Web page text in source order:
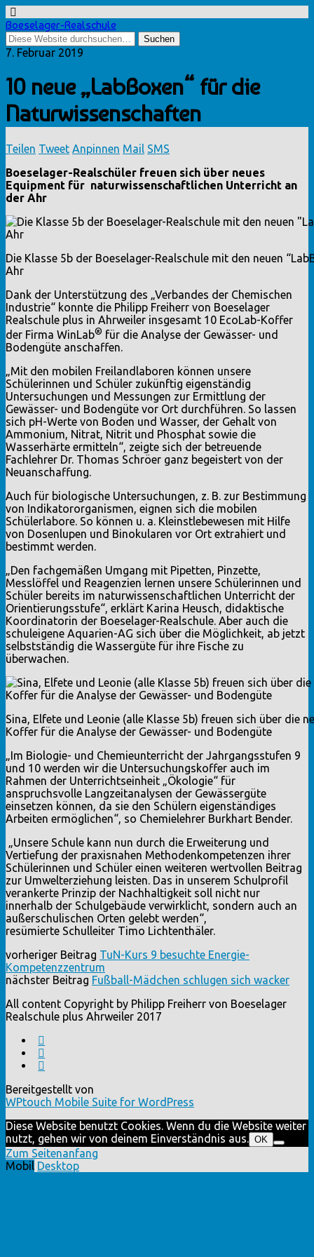
Boeselager-Realschule
7. Februar 2019
10 neue „LabBoxen“ für die
Naturwissenschaften
Teilen Tweet Anpinnen Mail SMS
Boeselager-Realschüler freuen sich über neues
Equipment für naturwissenschaftlichen Unterricht an
der Ahr
Die Klasse 5b der Boeselager-Realschule mit den neuen
Ahr
Dank der Unterstützung des „Verbandes der Chemischen
Industrie“ konnte die Philipp Freiherr von Boeselager
Realschule plus in Ahrweiler insgesamt 10 EcoLab-Koffer
der Firma WinLab® für die Analyse der Gewässer- und
Bodengüte anschaffen.
„Mit den mobilen Freilandlaboren können unsere
Schülerinnen und Schüler zukünftig eigenständig
Untersuchungen und Messungen zur Ermittlung der
Gewässer- und Bodengüte vor Ort durchführen. So lassen
sich pH-Werte von Boden und Wasser, der Gehalt von
Ammonium, Nitrat, Nitrit und Phosphat sowie die
Wasserhärte ermitteln“, zeigte sich der betreuende
Fachlehrer Dr. Thomas Schröer ganz begeistert von der
Neuanschaffung.
Auch für biologische Untersuchungen, z. B. zur Bestimmung
von Indikatororganismen, eignen sich die mobilen
Schülerlabore. So können u. a. Kleinstlebewesen mit Hilfe
von Dosenlupen und Binokularen vor Ort extrahiert und
bestimmt werden.
„Den fachgemäßen Umgang mit Pipetten, Pinzette,
Messlöffel und Reagenzien lernen unsere Schülerinnen und
Schüler bereits im naturwissenschaftlichen Unterricht der
Orientierungsstufe“, erklärt Karina Heusch, didaktische
Koordinatorin der Boeselager-Realschule. Aber auch die
schuleigene Aquarien-AG sich über die Möglichkeit, ab jetzt
selbstständig die Wassergüte für ihre Fische zu
überwachen.
Sina, Elfete und Leonie (alle Klasse 5b) freuen sich über die
Koffer für die Analyse der Gewässer- und Bodengüte
„Im Biologie- und Chemieunterricht der Jahrgangsstufen 9
und 10 werden wir die Untersuchungskoffer auch im
Rahmen der Unterrichtseinheit „Ökologie“ für
anspruchsvolle Langzeitanalysen der Gewässergüte
einsetzen können, da sie den Schülern eigenständiges
Arbeiten ermöglichen“, so Chemielehrer Burkhart Bender.
„Unsere Schule kann nun durch die Erweiterung und
Vertiefung der praxisnahen Methodenkompetenzen ihrer
Schülerinnen und Schüler einen weiteren wertvollen Beitrag
zur Umwelterziehung leisten. Das in unserem Schulprofil
verankerte Prinzip der Nachhaltigkeit soll nicht nur
innerhalb der Schulgebäude verwirklicht, sondern auch an
außerschulischen Orten gelebt werden“,
resümierte Schulleiter Timo Lichtenthäler.
vorheriger Beitrag TuN-Kurs 9 besuchte Energie-
Kompetenzzentrum
nächster Beitrag Fußball-Mädchen schlugen sich wacker
All content Copyright by Philipp Freiherr von Boeselager
Realschule plus Ahrweiler 2017
Bereitgestellt von
WPtouch Mobile Suite for WordPress
Diese Website benutzt Cookies. Wenn du die Website weiter
nutzt, gehen wir von deinem Einverständnis aus. OK
Zum Seitenanfang
Mobil Desktop